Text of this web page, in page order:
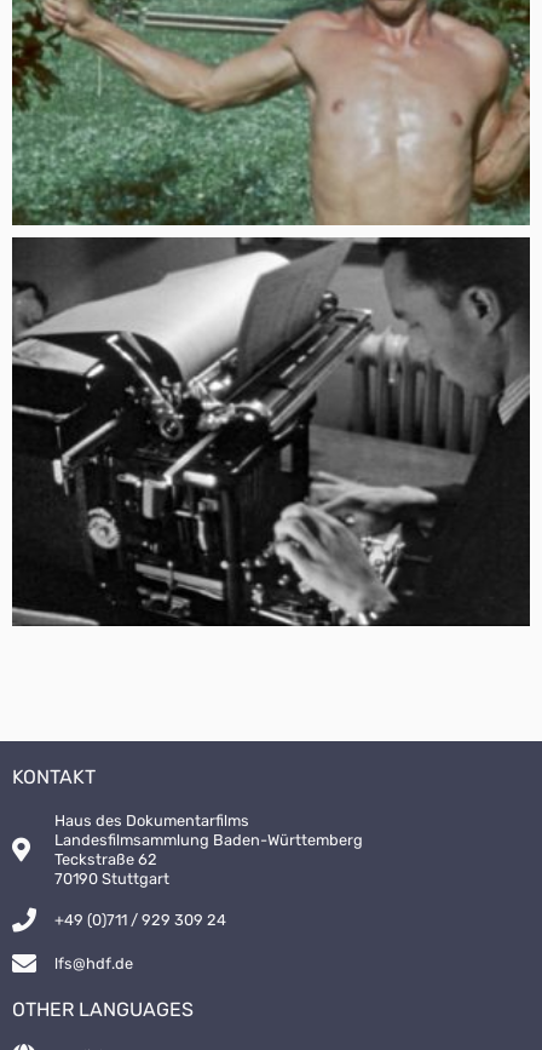
KONTAKT
Haus des Dokumentarfilms
Landesfilmsammlung Baden-Württemberg
Teckstraße 62
70190 Stuttgart
+49 (0)711 / 929 309 24
lfs@hdf.de
OTHER LANGUAGES